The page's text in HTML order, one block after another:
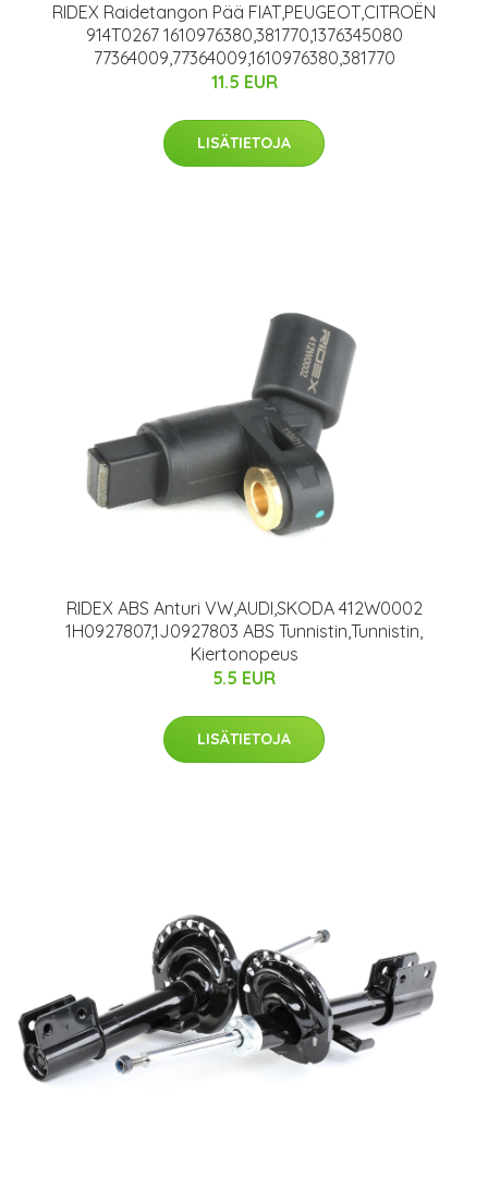
RIDEX Raidetangon Pää FIAT,PEUGEOT,CITROËN
914T0267 1610976380,381770,1376345080
77364009,77364009,1610976380,381770
11.5 EUR
LISÄTIETOJA
RIDEX ABS Anturi VW,AUDI,SKODA 412W0002
1H0927807,1J0927803 ABS Tunnistin,Tunnistin,
Kiertonopeus
5.5 EUR
LISÄTIETOJA